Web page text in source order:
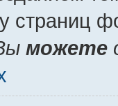
страниц
можете